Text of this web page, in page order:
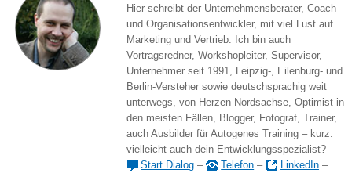
Hier schreibt der Unternehmensberater, Coach
und Organisationsentwickler, mit viel Lust auf
Marketing und Vertrieb. Ich bin auch
Vortragsredner, Workshopleiter, Supervisor,
Unternehmer seit 1991, Leipzig-, Eilenburg- und
Berlin-Versteher sowie deutschsprachig weit
unterwegs, von Herzen Nordsachse, Optimist in
den meisten Fällen, Blogger, Fotograf, Trainer,
auch Ausbilder für Autogenes Training – kurz:
vielleicht auch dein Entwicklungsspezialist?
Start Dialog – Telefon – LinkedIn –